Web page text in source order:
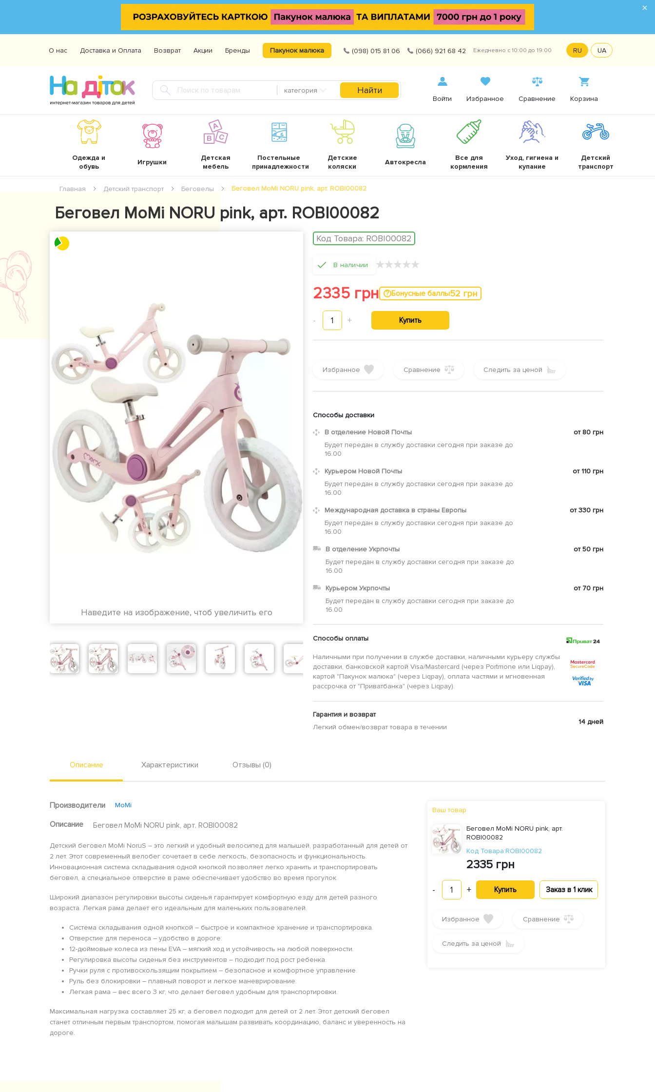
×
О нас Доставка и Оплата Возврат Акции Бренды Пакунок малюка (098) 015 81 06 (066) 921 68 42 Ежедневно с 10:00 до 19:00 RU UA
категория Найти
Войти Избранное Сравнение Корзина
Одежда и
обувь
Игрушки
Детская
мебель
Постельные
принадлежности
Детские
коляски
Автокресла
Все для
кормления
Уход, гигиена и
купание
Детский
транспорт
Главная Детский транспорт Беговелы Беговел MoMi NORU pink, арт. ROBI00082
Беговел MoMi NORU pink, арт. ROBI00082
Наведите на изображение, чтоб увеличить его
Код Товара: ROBI00082
В наличии ★★★★★
2335 грн Бонусные баллы52 грн
- 1 + Купить
Избранное Сравнение Следить за ценой
Способы доставки
В отделение Новой Почты
Будет передан в службу доставки сегодня при заказе до
16.00
от 80 грн
Курьером Новой Почты
Будет передан в службу доставки сегодня при заказе до
16.00
от 110 грн
Международная доставка в страны Европы
Будет передан в службу доставки сегодня при заказе до
16.00
от 330 грн
В отделение Укрпочты
Будет передан в службу доставки сегодня при заказе до
16.00
от 50 грн
Курьером Укрпочты
Будет передан в службу доставки сегодня при заказе до
16.00
от 70 грн
Способы оплаты
Наличными при получении в службе доставки, наличными курьеру службы
доставки, банковской картой Visa/Mastercard (через Portmone или Liqpay),
картой "Пакунок малюка" (через Liqpay), оплата частями и мгновенная
рассрочка от "Приватбанка" (через Liqpay).
Гарантия и возврат
Легкий обмен/возврат товара в течении
14 дней
Описание Характеристики Отзывы (0)
Производители MoMi
Описание Беговел MoMi NORU pink, арт. ROBI00082
Детский беговел MoMi NoruS – это легкий и удобный велосипед для малышей, разработанный для детей от
2 лет. Этот современный велобег сочетает в себе легкость, безопасность и функциональность.
Инновационная система складывания одной кнопкой позволяет легко хранить и транспортировать
беговел, а специальное отверстие в раме обеспечивает удобство во время прогулок.
Широкий диапазон регулировки высоты сиденья гарантирует комфортную езду для детей разного
возраста. Легкая рама делает его идеальным для маленьких пользователей.
Система складывания одной кнопкой – быстрое и компактное хранение и транспортировка.
Отверстие для переноса – удобство в дороге.
12-дюймовые колеса из пены EVA – мягкий ход и устойчивость на любой поверхности.
Регулировка высоты сиденья без инструментов – подходит под рост ребенка.
Ручки руля с противоскользящим покрытием – безопасное и комфортное управление.
Руль без блокировки – плавный поворот и легкое маневрирование.
Легкая рама – вес всего 3 кг, что делает беговел удобным для транспортировки.
Максимальная нагрузка составляет 25 кг, а беговел подходит для детей от 2 лет. Этот детский беговел
станет отличным первым транспортом, помогая малышам развивать координацию, баланс и уверенность на
дороге.
Ваш товар
Беговел MoMi NORU pink, арт.
ROBI00082
Код Товара:ROBI00082
2335 грн
- 1 + Купить Заказ в 1 клик
Избранное Сравнение
Следить за ценой